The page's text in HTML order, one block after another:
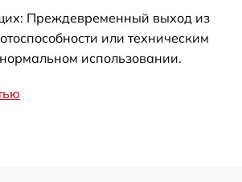
Преждевременный выход из
или техническим
использовании.